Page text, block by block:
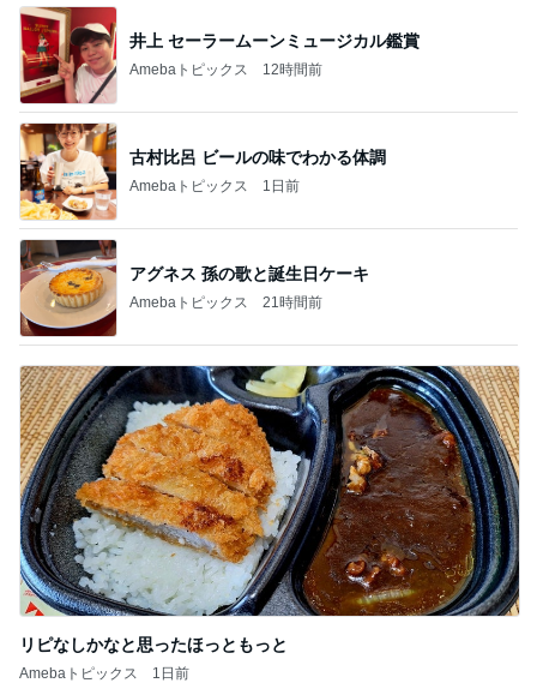
井上 セーラームーンミュージカル鑑賞
Amebaトピックス 12時間前
古村比呂 ビールの味でわかる体調
Amebaトピックス 1日前
アグネス 孫の歌と誕生日ケーキ
Amebaトピックス 21時間前
リピなしかなと思ったほっともっと
Amebaトピックス 1日前